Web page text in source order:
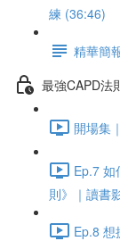
練 (36:46)
精華簡
最強CAPD法
開場集
Ep.7 如
則》｜讀書
Ep.8 想